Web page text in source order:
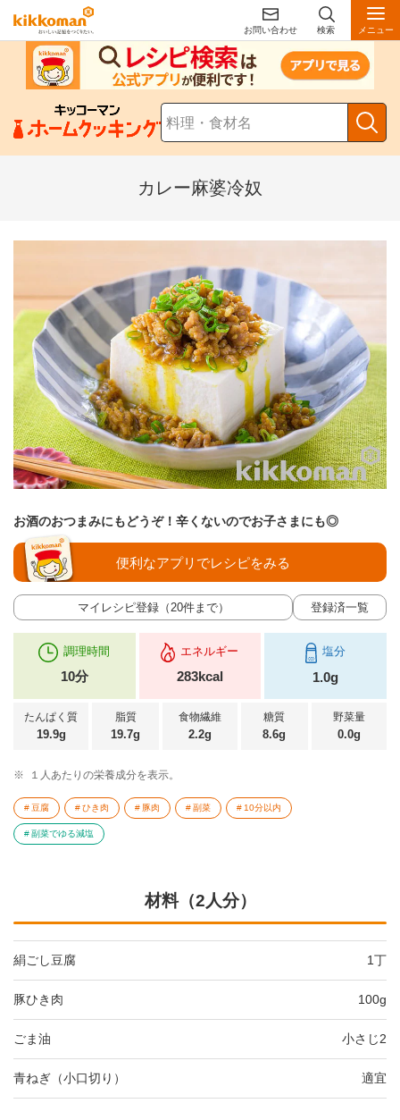
お問い合わせ 検索 メニュー
カレー麻婆冷奴
お酒のおつまみにもどうぞ！辛くないのでお子さまにも◎
マイレシピ登録（20件まで） 登録済一覧
便利なアプリでレシピをみる
調理時間
10分
エネルギー
283kcal
塩分
1.0g
たんぱく質
19.9g
脂質
19.7g
食物繊維
2.2g
糖質
8.6g
野菜量
0.0g
※ １人あたりの栄養成分を表示。
豆腐 ひき肉 豚肉 副菜 10分以内
副菜でゆる減塩
材料（2人分）
絹ごし豆腐 1丁
豚ひき肉 100g
ごま油 小さじ2
青ねぎ（小口切り） 適宜